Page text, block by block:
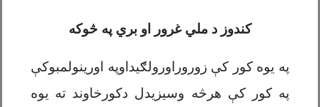
کندوز د ملي غرور او بري په څوکه
په یوه کور کې زوروراورولګیداوپه اورینولمبوکې
په کور کې هرڅه وسیزیدل دکورخاوند ته یوه